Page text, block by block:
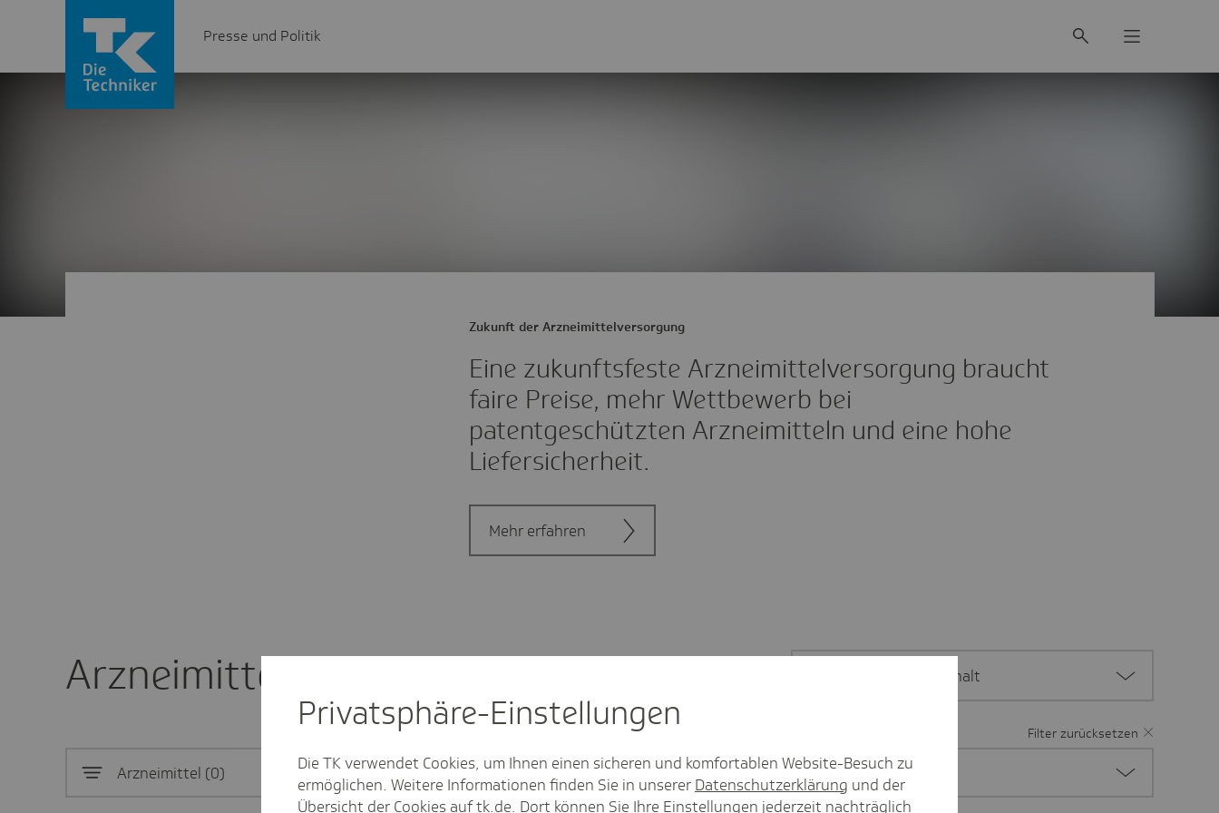
Presse und Politik
Eine zukunftsfeste Arzneimittelversorgung braucht
faire Preise, mehr Wettbewerb bei
patentgeschützten Arzneimitteln und eine hohe
Liefersicherheit.
Zukunft der Arzneimittelversorgung
Mehr erfahren
Arzneimittel
Filter zurücksetzen
Arzneimittel 0
Sachsen-Anhalt
Privat­sphäre-Einstel­lungen
Die TK verwendet Cookies, um Ihnen einen sicheren und komfortablen Website-Besuch zu
ermöglichen. Weitere Informationen finden Sie in unserer Datenschutzerklärung und der
Übersicht der Cookies auf tk.de. Dort können Sie Ihre Einstellungen jederzeit nachträglich